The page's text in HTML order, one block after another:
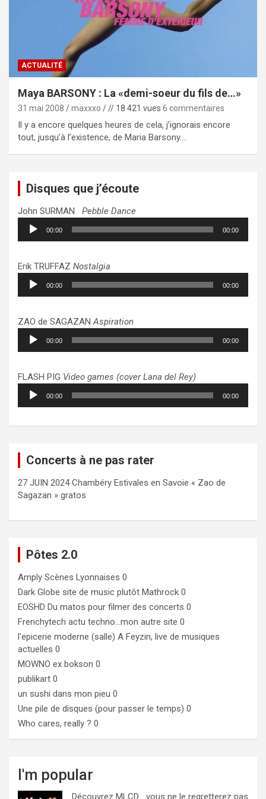
ACTUALITÉ
Maya BARSONY : La «demi-soeur du fils de…»
31 mai 2008 maxxxo // 18 421 vues 6 commentaires
Il y a encore quelques heures de cela, j’ignorais encore
tout, jusqu’à l’existence, de Maria Barsony.…
Disques que j’écoute
John SURMAN Pebble Dance
Lecteur
audio
00:00 00:00
Erik TRUFFAZ Nostalgia
Lecteur
audio
00:00 00:00
ZAO de SAGAZANAspiration
Lecteur
audio
00:00 00:00
FLASH PIG Video games (cover Lana del Rey)
Lecteur
audio
00:00 00:00
Concerts à ne pas rater
27 JUIN 2024 Chambéry Estivales en Savoie « Zao de
Sagazan » gratos
Pôtes 2.0
Amply Scènes Lyonnaises 0
Dark Globe site de music plutôt Mathrock 0
EOSHD Du matos pour filmer des concerts 0
Frenchytech actu techno…mon autre site 0
l'epicerie moderne (salle) A Feyzin, live de musiques
actuelles 0
MOWNO ex bokson 0
publikart 0
un sushi dans mon pieu 0
Une pile de disques (pour passer le temps) 0
Who cares, really ? 0
I'm popular
Découvrez MLCD… vous ne le regretterez pas